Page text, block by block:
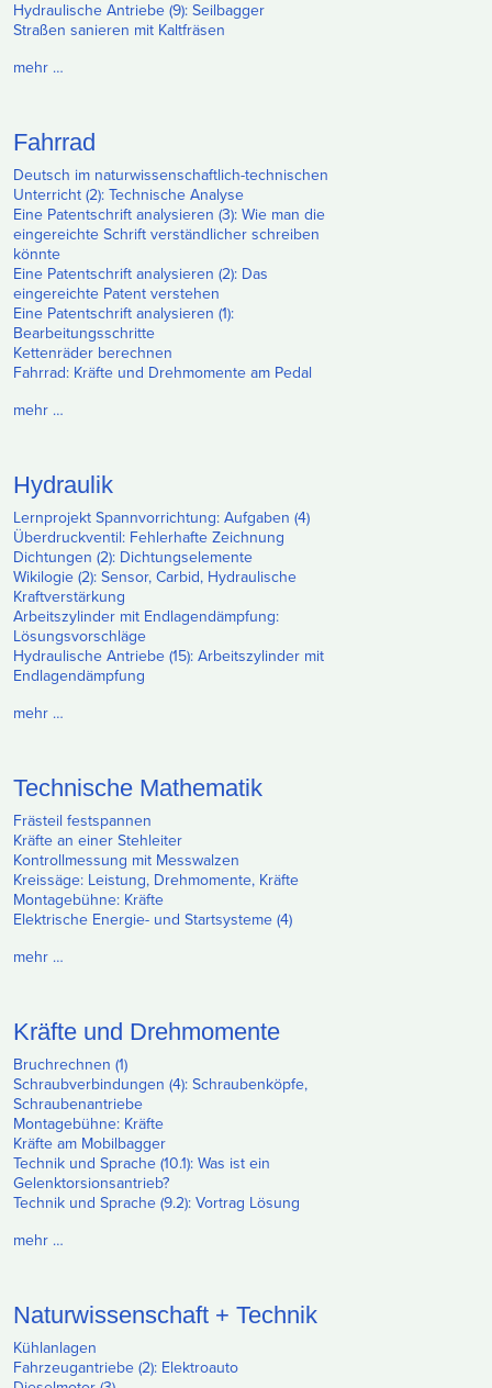
Hydraulische Antriebe (9): Seilbagger
Straßen sanieren mit Kaltfräsen
mehr …
Fahrrad
Deutsch im naturwissenschaftlich-technischen
Unterricht (2): Technische Analyse
Eine Patentschrift analysieren (3): Wie man die
eingereichte Schrift verständlicher schreiben
könnte
Eine Patentschrift analysieren (2): Das
eingereichte Patent verstehen
Eine Patentschrift analysieren (1):
Bearbeitungsschritte
Kettenräder berechnen
Fahrrad: Kräfte und Drehmomente am Pedal
mehr …
Hydraulik
Lernprojekt Spannvorrichtung: Aufgaben (4)
Überdruckventil: Fehlerhafte Zeichnung
Dichtungen (2): Dichtungselemente
Wikilogie (2): Sensor, Carbid, Hydraulische
Kraftverstärkung
Arbeitszylinder mit Endlagendämpfung:
Lösungsvorschläge
Hydraulische Antriebe (15): Arbeitszylinder mit
Endlagendämpfung
mehr …
Technische Mathematik
Frästeil festspannen
Kräfte an einer Stehleiter
Kontrollmessung mit Messwalzen
Kreissäge: Leistung, Drehmomente, Kräfte
Montagebühne: Kräfte
Elektrische Energie- und Startsysteme (4)
mehr …
Kräfte und Drehmomente
Bruchrechnen (1)
Schraubverbindungen (4): Schraubenköpfe,
Schraubenantriebe
Montagebühne: Kräfte
Kräfte am Mobilbagger
Technik und Sprache (10.1): Was ist ein
Gelenktorsionsantrieb?
Technik und Sprache (9.2): Vortrag Lösung
mehr …
Naturwissenschaft + Technik
Kühlanlagen
Fahrzeugantriebe (2): Elektroauto